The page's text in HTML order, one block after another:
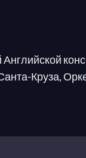
Круза,
Центр